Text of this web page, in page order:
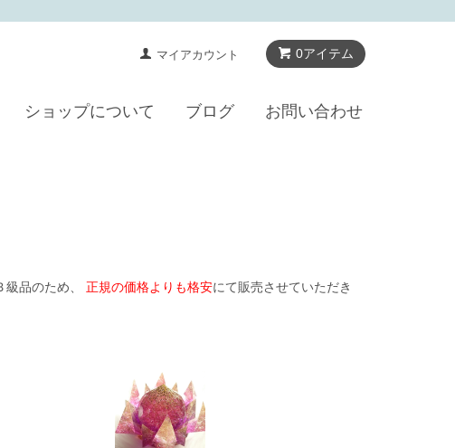
0アイテム
マイアカウント
ショップについて ブログ お問い合わせ
品のため、 正規の価格よりも格安にて販売させていただき